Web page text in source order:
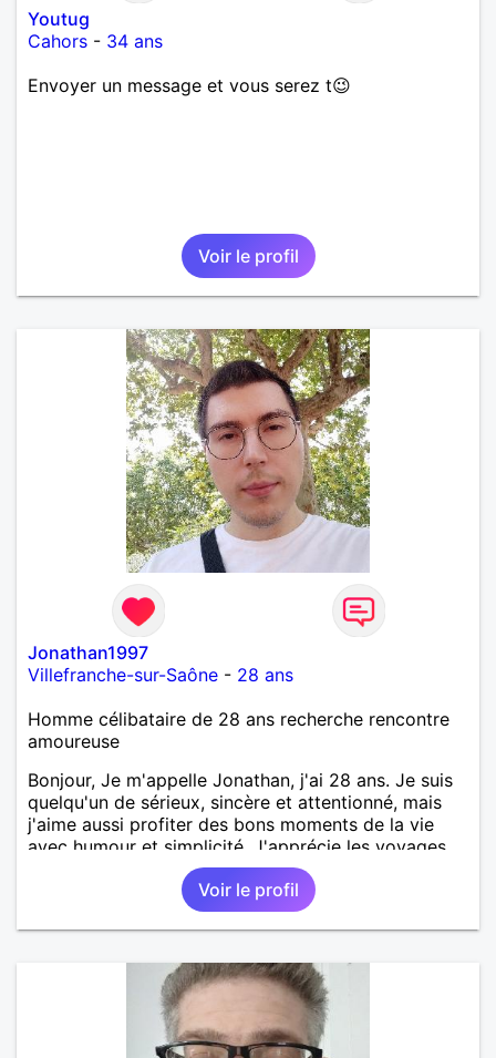
Youtug
Cahors - 34 ans
Envoyer un message et vous serez t😉
Voir le profil
Jonathan1997
Villefranche-sur-Saône - 28 ans
Homme célibataire de 28 ans recherche rencontre
amoureuse
Bonjour, Je m'appelle Jonathan, j'ai 28 ans. Je suis
quelqu'un de sérieux, sincère et attentionné, mais
j'aime aussi profiter des bons moments de la vie
avec humour et simplicité. J'apprécie les voyages,
les découvertes, les jeux vidéo et les moments de
détente. Je suis à la recherche d'une personne
authentique avec qui partager de belles
expériences, construire une relation sérieuse basée
apprécies les conversations sincères, les fous rires
et les personnes qui savent ce qu'elles veulent,
n'hésite pas à venir discuter. Au plaisir de faire
Voir le profil